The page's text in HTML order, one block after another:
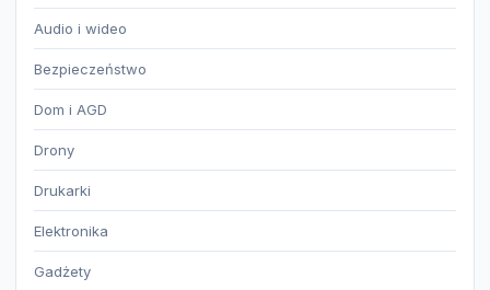
Audio i wideo
Bezpieczeństwo
Dom i AGD
Drony
Drukarki
Elektronika
Gadżety